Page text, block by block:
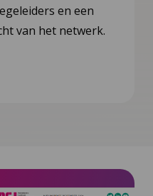
en een
van het netwerk.